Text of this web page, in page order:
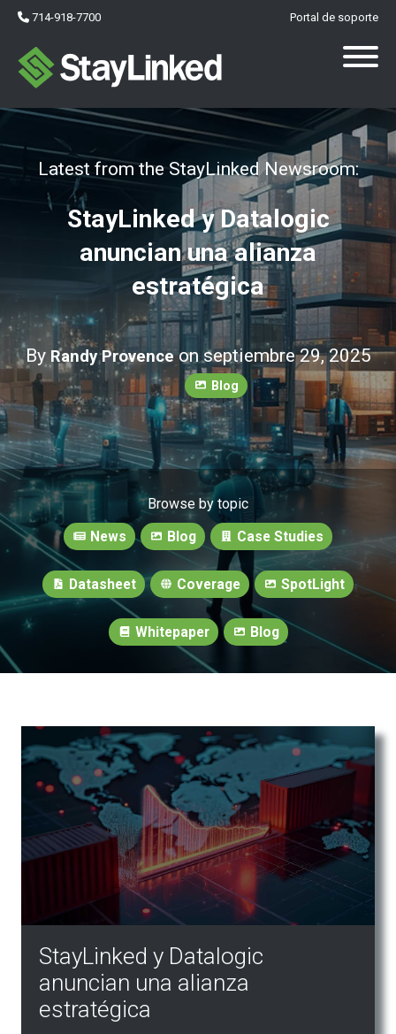
714-918-7700 Portal de soporte
Latest from the StayLinked Newsroom:
StayLinked y Datalogic
anuncian una alianza
estratégica
By Randy Provenceon septiembre 29, 2025
Blog
Browse by topic
News
Blog Case Studies
Datasheet Coverage SpotLight
Whitepaper Blog
StayLinked y Datalogic
anuncian una alianza
estratégica